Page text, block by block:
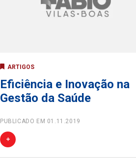
ARTIGOS
Eficiência e Inovação na
Gestão da Saúde
PUBLICADO EM 01.11.2019